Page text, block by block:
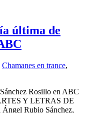
última de
Chamanes en trance,
Rosillo en ABC
Y LETRAS DE
Rubio Sánchez,